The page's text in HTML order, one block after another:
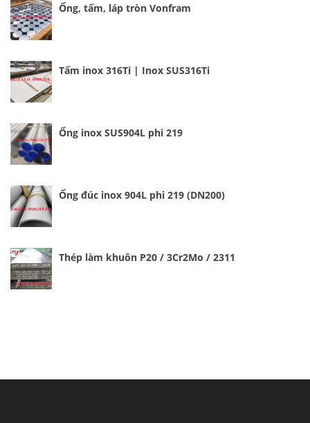
Ống, tấm, láp tròn Vonfram
Tấm inox 316Ti | Inox SUS316Ti
Ống inox SUS904L phi 219
Ống đúc inox 904L phi 219 (DN200)
Thép làm khuôn P20 / 3Cr2Mo / 2311